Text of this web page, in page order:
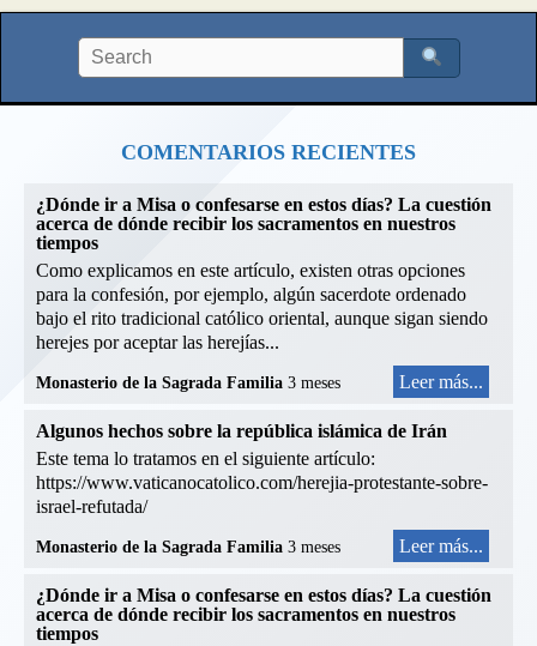
COMENTARIOS RECIENTES
¿Dónde ir a Misa o confesarse en estos días? La cuestión
acerca de dónde recibir los sacramentos en nuestros
tiempos
Como explicamos en este artículo, existen otras opciones
para la confesión, por ejemplo, algún sacerdote ordenado
bajo el rito tradicional católico oriental, aunque sigan siendo
herejes por aceptar las herejías...
Monasterio de la Sagrada Familia 3 meses Leer más...
Algunos hechos sobre la república islámica de Irán
Este tema lo tratamos en el siguiente artículo:
https://www.vaticanocatolico.com/herejia-protestante-sobre-
israel-refutada/
Monasterio de la Sagrada Familia 3 meses Leer más...
¿Dónde ir a Misa o confesarse en estos días? La cuestión
acerca de dónde recibir los sacramentos en nuestros
tiempos